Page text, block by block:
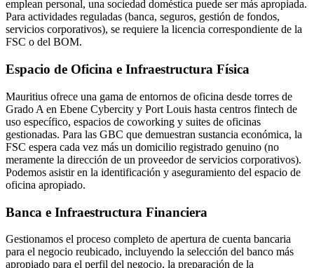
emplean personal, una sociedad doméstica puede ser más apropiada.
Para actividades reguladas (banca, seguros, gestión de fondos,
servicios corporativos), se requiere la licencia correspondiente de la
FSC o del BOM.
Espacio de Oficina e Infraestructura Física
Mauritius ofrece una gama de entornos de oficina desde torres de
Grado A en Ebene Cybercity y Port Louis hasta centros fintech de
uso específico, espacios de coworking y suites de oficinas
gestionadas. Para las GBC que demuestran sustancia económica, la
FSC espera cada vez más un domicilio registrado genuino (no
meramente la dirección de un proveedor de servicios corporativos).
Podemos asistir en la identificación y aseguramiento del espacio de
oficina apropiado.
Banca e Infraestructura Financiera
Gestionamos el proceso completo de apertura de cuenta bancaria
para el negocio reubicado, incluyendo la selección del banco más
apropiado para el perfil del negocio, la preparación de la